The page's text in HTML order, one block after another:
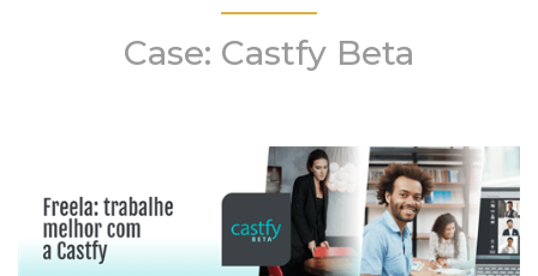
Case: Castfy Beta